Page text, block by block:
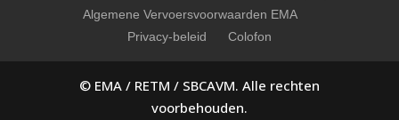
Algemene Vervoersvoorwaarden EMA
Privacy-beleid
Colofon
© EMA / RETM / SBCAVM. Alle rechten
voorbehouden.